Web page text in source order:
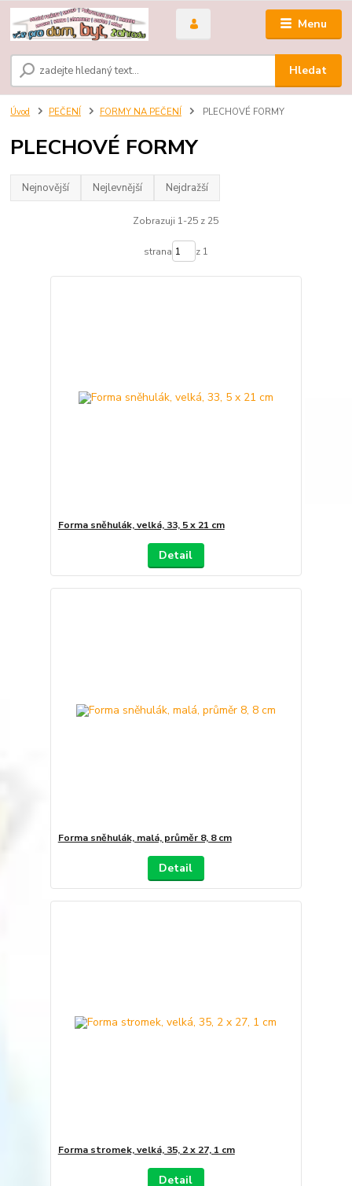
Menu
Hledat
Úvod PEČENÍ FORMY NA PEČENÍ PLECHOVÉ FORMY
PLECHOVÉ FORMY
Nejnovější Nejlevnější Nejdražší
Zobrazuji 1-25 z 25
strana z 1
Forma sněhulák, velká, 33, 5 x 21 cm
Detail
Forma sněhulák, malá, průměr 8, 8 cm
Detail
Forma stromek, velká, 35, 2 x 27, 1 cm
Detail